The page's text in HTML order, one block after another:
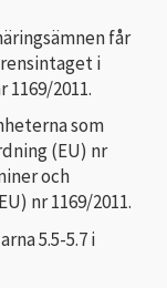
får
i
2011.
som
(EU) nr
och
nr 1169/2011.
5.5-5.7 i